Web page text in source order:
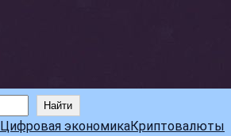
Найти
Цифровая экономикаКриптовалюты